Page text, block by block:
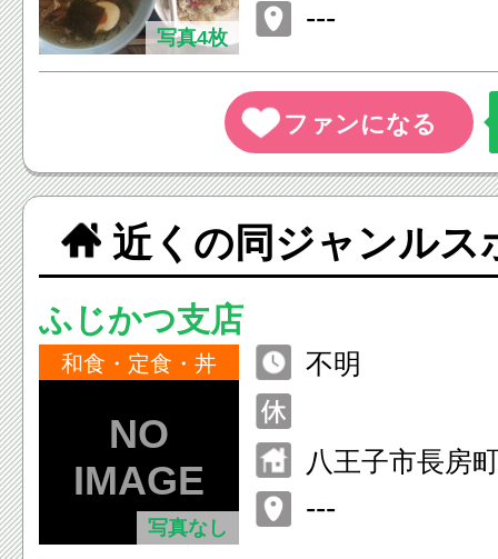
写真4枚
---
近くの同ジャンルス
ふじかつ支店
和食・定食・丼
写真なし
不明
八王子市長房
---